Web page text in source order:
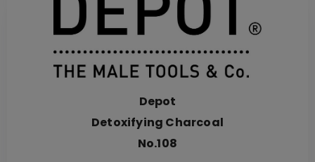
Depot
Detoxifying Charcoal
No.108